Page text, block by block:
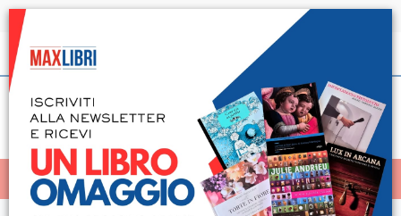
Spedizione in 24h per tutti i libri disponibili
Italiano
< Home
MENÙ